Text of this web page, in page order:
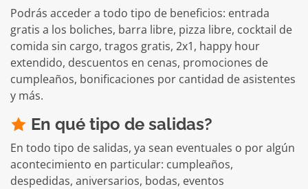
Podrás acceder a todo tipo de beneficios: entrada
gratis a los boliches, barra libre, pizza libre, cocktail de
comida sin cargo, tragos gratis, 2x1, happy hour
extendido, descuentos en cenas, promociones de
cumpleaños, bonificaciones por cantidad de asistentes
y más.
En qué tipo de salidas?
En todo tipo de salidas, ya sean eventuales o por algún
acontecimiento en particular: cumpleaños,
despedidas, aniversarios, bodas, eventos